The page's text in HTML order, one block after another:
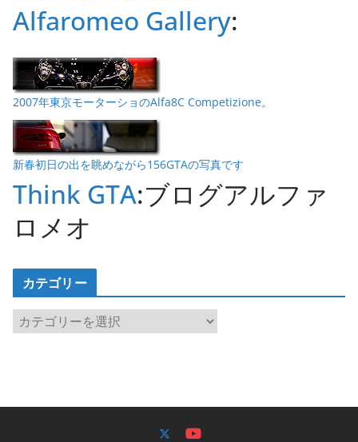
Alfaromeo Gallery:
2007年東京モーターショのAlfa8C Competizione。
新春初日の出を眺めながら156GTAの写真です
Think GTA:ブログアルファ
ロメオ
カテゴリー
カ
テ